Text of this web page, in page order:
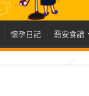
懷孕日記 喬安食譜